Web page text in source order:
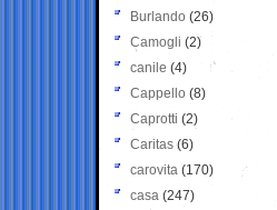
Burlando (26)
Camogli (2)
canile (4)
Cappello (8)
Caprotti (2)
Caritas (6)
carovita (170)
casa (247)